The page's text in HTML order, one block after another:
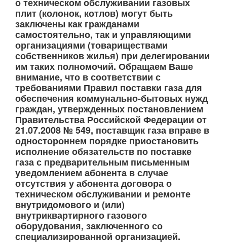
плит (колонок, котлов) могут быть
заключены как гражданами
самостоятельно, так и управляющими
организациями (товариществами
собственников жилья) при делегировании
им таких полномочий. Обращаем Ваше
внимание, что в соответствии с
требованиями Правил поставки газа для
обеспечения коммунально-бытовых нужд
граждан, утвержденных постановлением
Правительства Российской Федерации от
21.07.2008 № 549, поставщик газа вправе в
одностороннем порядке приостановить
исполнение обязательств по поставке
газа с предварительным письменным
уведомлением абонента в случае
отсутствия у абонента договора о
техническом обслуживании и ремонте
внутридомового и (или)
внутриквартирного газового
оборудования, заключенного со
специализированной организацией.